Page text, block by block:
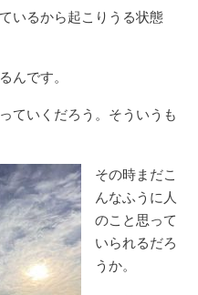
いるから起こりうる状態
んです。
ていくだろう。そういうも
その時まだこ
んなふうに人
のこと思って
いられるだろ
うか。